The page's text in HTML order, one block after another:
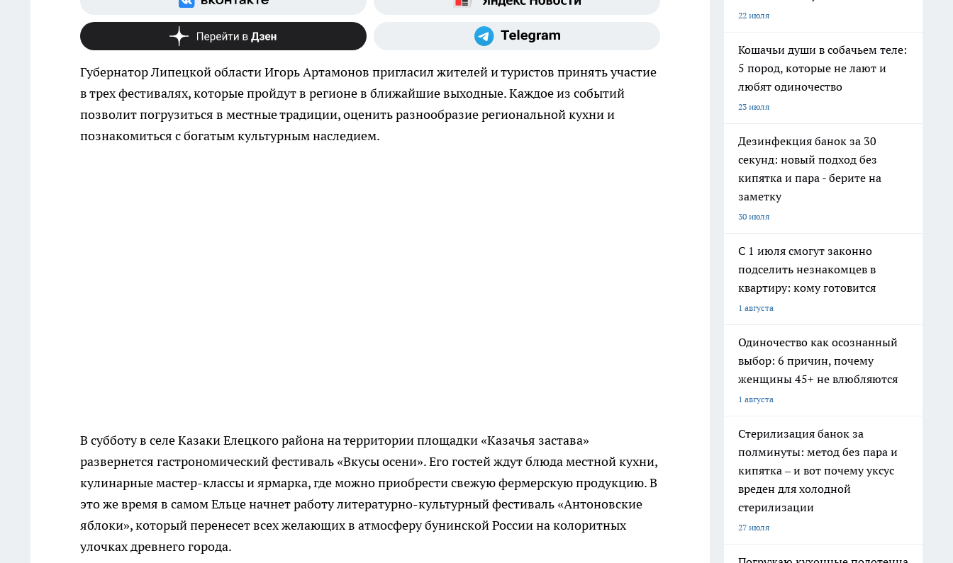
Губернатор Липецкой области Игорь Артамонов пригласил жителей и туристов принять участие
в трех фестивалях, которые пройдут в регионе в ближайшие выходные. Каждое из событий
позволит погрузиться в местные традиции, оценить разнообразие региональной кухни и
познакомиться с богатым культурным наследием.
В субботу в селе Казаки Елецкого района на территории площадки «Казачья застава»
развернется гастрономический фестиваль «Вкусы осени». Его гостей ждут блюда местной кухни,
кулинарные мастер-классы и ярмарка, где можно приобрести свежую фермерскую продукцию. В
это же время в самом Ельце начнет работу литературно-культурный фестиваль «Антоновские
яблоки», который перенесет всех желающих в атмосферу бунинской России на колоритных
улочках древнего города.
22 июля
Кошачьи души в собачьем теле:
5 пород, которые не лают и
любят одиночество
23 июля
Дезинфекция банок за 30
секунд: новый подход без
кипятка и пара - берите на
заметку
30 июля
С 1 июля смогут законно
подселить незнакомцев в
квартиру: кому готовится
1 августа
Одиночество как осознанный
выбор: 6 причин, почему
женщины 45+ не влюбляются
1 августа
Стерилизация банок за
полминуты: метод без пара и
кипятка – и вот почему уксус
вреден для холодной
стерилизации
27 июля